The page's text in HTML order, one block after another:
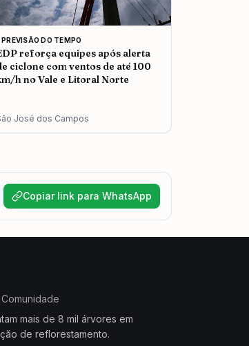
PREVISÃO DO TEMPO
reforça equipes após alerta
ciclone com ventos de até 100
h no Vale e Litoral Norte
José dos Campos
Copiar link para WhatsApp
mais de 8 mil árvores em
de reflorestamento.